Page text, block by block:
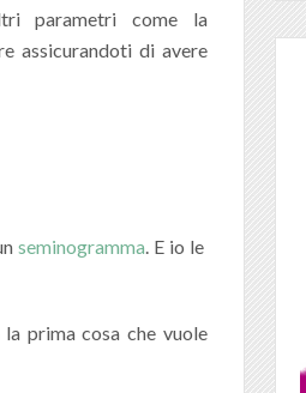
parametri come la
assicurandoti di avere
seminogramma. E io le
prima cosa che vuole